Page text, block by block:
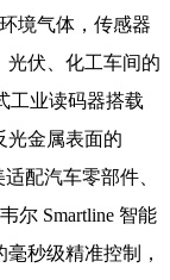
境气体，传感器
光伏、化工车间的
工业读码器搭载
光金属表面的
配汽车零部件、
尔 Smartline 智能
秒级精准控制，